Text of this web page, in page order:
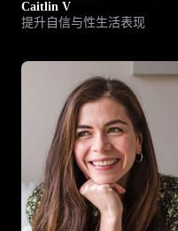
Caitlin V
提升自信与性生活表现